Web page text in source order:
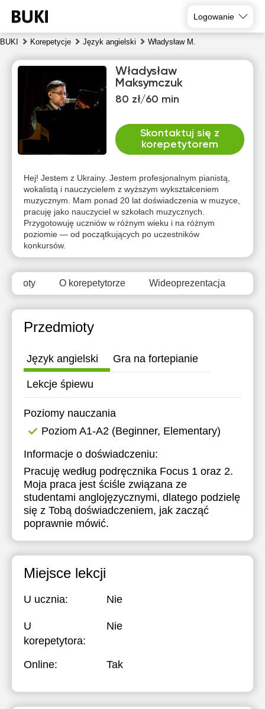
Logowanie
BUKI Korepetycje Język angielski Władysław M.
Władysław
Maksymczuk
80 zł/60 min
Skontaktuj się z
korepetytorem
Hej! Jestem z Ukrainy. Jestem profesjonalnym pianistą,
wokalistą i nauczycielem z wyższym wykształceniem
muzycznym. Mam ponad 20 lat doświadczenia w muzyce,
pracuję jako nauczyciel w szkołach muzycznych.
Przygotowuję uczniów w różnym wieku i na różnym
poziomie — od początkujących po uczestników
konkursów.
O korepetytorze Wideoprezentacja
Przedmioty
Język angielski Gra na fortepianie
Lekcje śpiewu
Poziomy nauczania
Poziom A1-A2 (Beginner, Elementary)
Informacje o doświadczeniu:
Pracuję według podręcznika Focus 1 oraz 2.
Moja praca jest ściśle związana ze
studentami anglojęzycznymi, dlatego podzielę
się z Tobą doświadczeniem, jak zacząć
poprawnie mówić.
Miejsce lekcji
U ucznia: Nie
U
korepetytora:
Nie
Online: Tak
9
10
11
12
13
Brak
dostępnych
terminów
Brak
dostępnych
terminów
Brak
dostępnych
terminów
Brak
dostępnych
terminów
Brak
dostępnych
terminów
Brak